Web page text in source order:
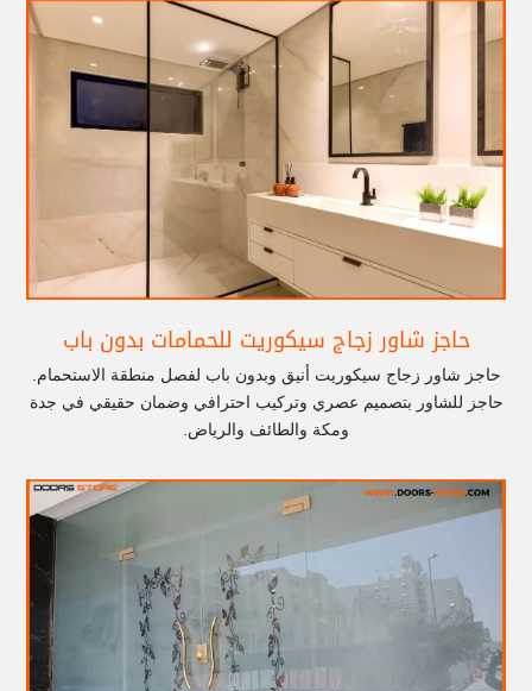
حاجز شاور زجاج سيكوريت للحمامات بدون باب
حاجز شاور زجاج سيكوريت أنيق وبدون باب لفصل منطقة الاستحمام.
حاجز للشاور بتصميم عصري وتركيب احترافي وضمان حقيقي في جدة
ومكة والطائف والرياض.